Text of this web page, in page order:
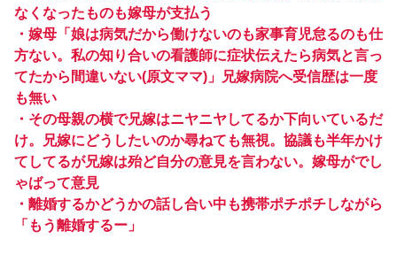
なくなったものも嫁母が支払う
・嫁母「娘は病気だから働けないのも家事育児怠るのも仕
方ない。私の知り合いの看護師に症状伝えたら病気と言っ
てたから間違いない(原文ママ)」兄嫁病院へ受信歴は一度
も無い
・その母親の横で兄嫁はニヤニヤしてるか下向いているだ
け。兄嫁にどうしたいのか尋ねても無視。協議も半年かけ
てしてるが兄嫁は殆ど自分の意見を言わない。嫁母がでし
ゃばって意見
・離婚するかどうかの話し合い中も携帯ポチポチしながら
「もう離婚するー」